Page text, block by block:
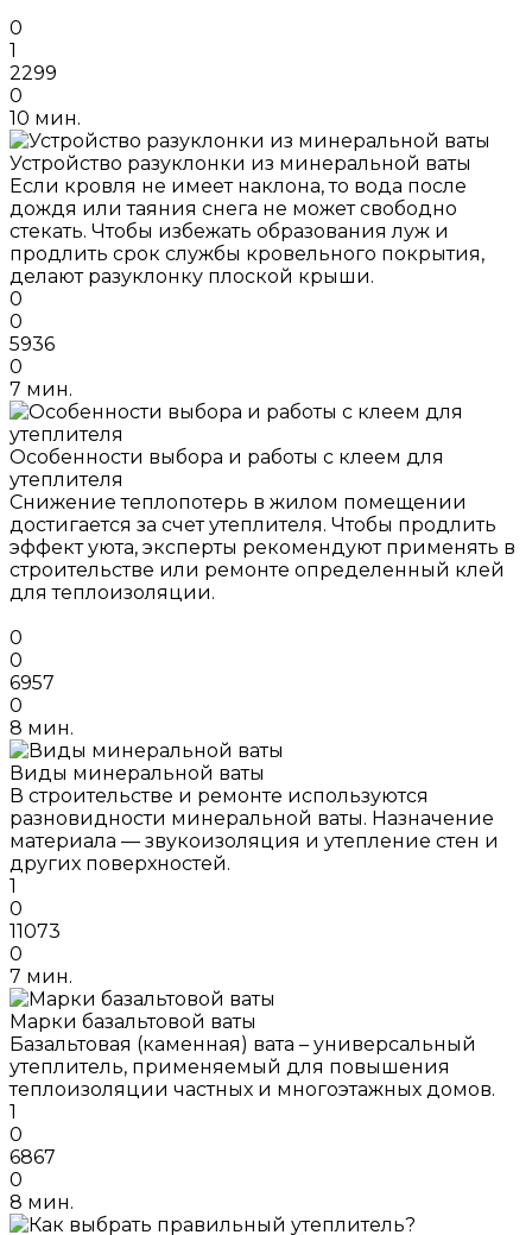
0
1
2299
0
10 мин.
Устройство разуклонки из минеральной ваты
Если кровля не имеет наклона, то вода после
дождя или таяния снега не может свободно
стекать. Чтобы избежать образования луж и
продлить срок службы кровельного покрытия,
делают разуклонку плоской крыши.
0
0
5936
0
7 мин.
Особенности выбора и работы с клеем для
утеплителя
Снижение теплопотерь в жилом помещении
достигается за счет утеплителя. Чтобы продлить
эффект уюта, эксперты рекомендуют применять в
строительстве или ремонте определенный клей
для теплоизоляции.
0
0
6957
0
8 мин.
Виды минеральной ваты
В строительстве и ремонте используются
разновидности минеральной ваты. Назначение
материала — звукоизоляция и утепление стен и
других поверхностей.
1
0
11073
0
7 мин.
Марки базальтовой ваты
Базальтовая (каменная) вата – универсальный
утеплитель, применяемый для повышения
теплоизоляции частных и многоэтажных домов.
1
0
6867
0
8 мин.